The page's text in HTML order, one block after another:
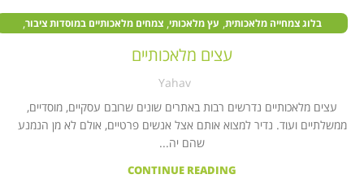
בלוג צמחייה מלאכותית, עץ מלאכותי,צמחים מלאכותיים במוסדות ציבור,
עצים מלאכותיים
Yahav
עצים מלאכותיים נדרשים רבות באתרים שונים שרובם עסקיים, מוסדיים,
ממשלתיים ועוד. נדיר למצוא אותם אצל אנשים פרטיים, אולם לא מן הנמנע
שהם יה...
CONTINUE READING